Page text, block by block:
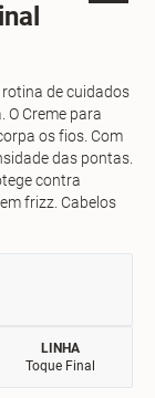
de cuidados
O Creme para
os fios. Com
das pontas.
contra
frizz. Cabelos
LINHA
Toque Final